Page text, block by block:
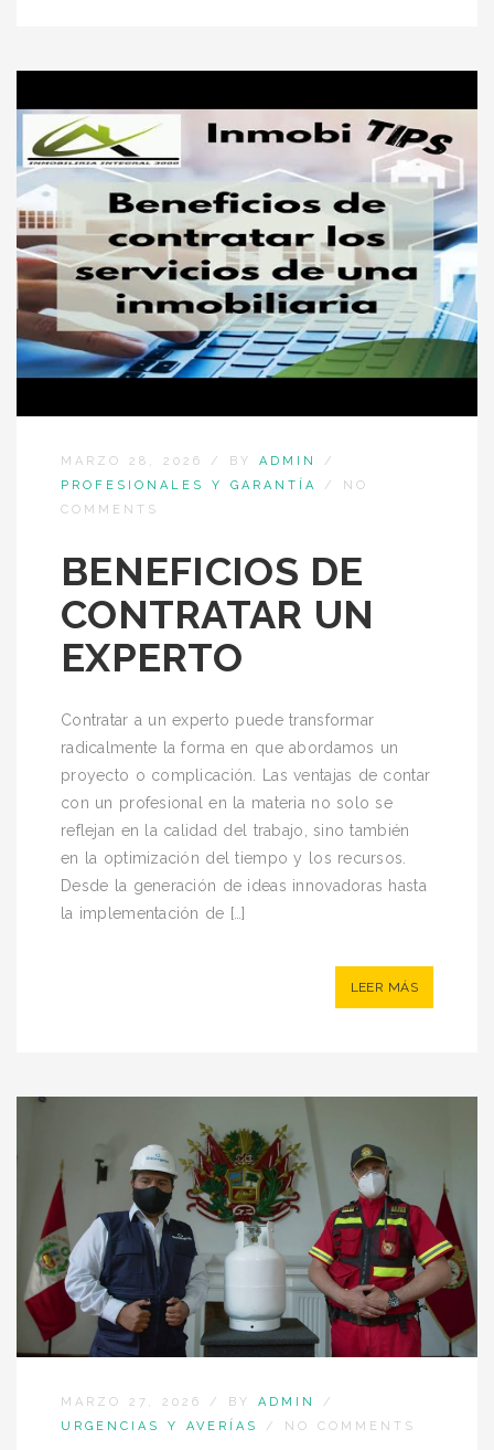
MARZO 28, 2026 / BY ADMIN
/
PROFESIONALES Y GARANTÍA
/
NO
COMMENTS
BENEFICIOS DE
CONTRATAR UN
EXPERTO
Contratar a un experto puede transformar
radicalmente la forma en que abordamos un
proyecto o complicación. Las ventajas de contar
con un profesional en la materia no solo se
reflejan en la calidad del trabajo, sino también
en la optimización del tiempo y los recursos.
Desde la generación de ideas innovadoras hasta
la implementación de […]
LEER MÁS
MARZO 27, 2026 / BY ADMIN
/
URGENCIAS Y AVERÍAS
/ NO COMMENTS